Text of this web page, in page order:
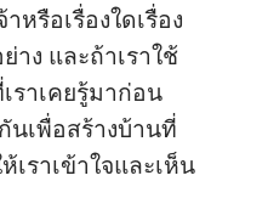
าหรือเรื่องใดเรื่อง
าง และถ้าเราใช้
เราเคยรู้มาก่อน
กันเพื่อสร้างบ้านที่
เราเข้าใจและเห็น